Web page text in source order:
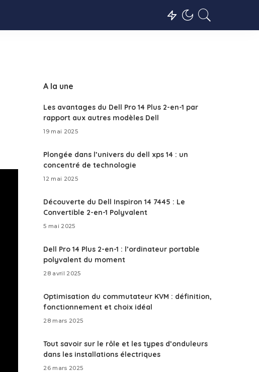
A la une
Les avantages du Dell Pro 14 Plus 2-en-1 par
rapport aux autres modèles Dell
19 mai 2025
Plongée dans l’univers du dell xps 14 : un
concentré de technologie
12 mai 2025
Découverte du Dell Inspiron 14 7445 : Le
Convertible 2-en-1 Polyvalent
5 mai 2025
Dell Pro 14 Plus 2-en-1 : l’ordinateur portable
polyvalent du moment
28 avril 2025
Optimisation du commutateur KVM : définition,
fonctionnement et choix idéal
28 mars 2025
Tout savoir sur le rôle et les types d’onduleurs
dans les installations électriques
26 mars 2025